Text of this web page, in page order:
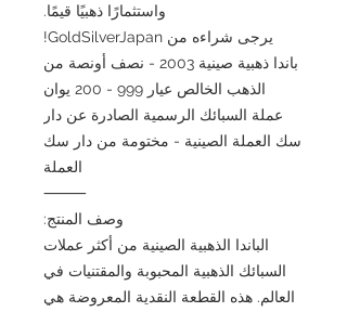
واستثمارًا ذهبيًا قيمًا.
يرجى شراءه من GoldSilverJapan!
باندا ذهبية صينية 2003 - نصف أونصة من
الذهب الخالص عيار 999 - 200 يوان
عملة السبائك الرسمية الصادرة عن دار
سك العملة الصينية - مختومة من دار سك
العملة
⸻
وصف المنتج:
الباندا الذهبية الصينية من أكثر عملات
السبائك الذهبية المحبوبة والمقتنيات في
العالم. هذه القطعة النقدية المعروضة هي